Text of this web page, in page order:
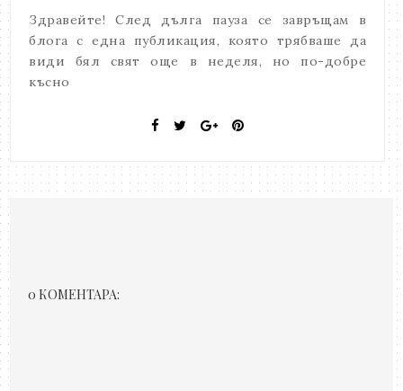
Здравейте! След дълга пауза се завръщам в
блога с една публикация, която трябваше да
види бял свят още в неделя, но по-добре
късно
0 КОМЕНТАРА: